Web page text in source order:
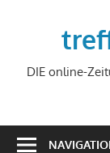
DIE online-